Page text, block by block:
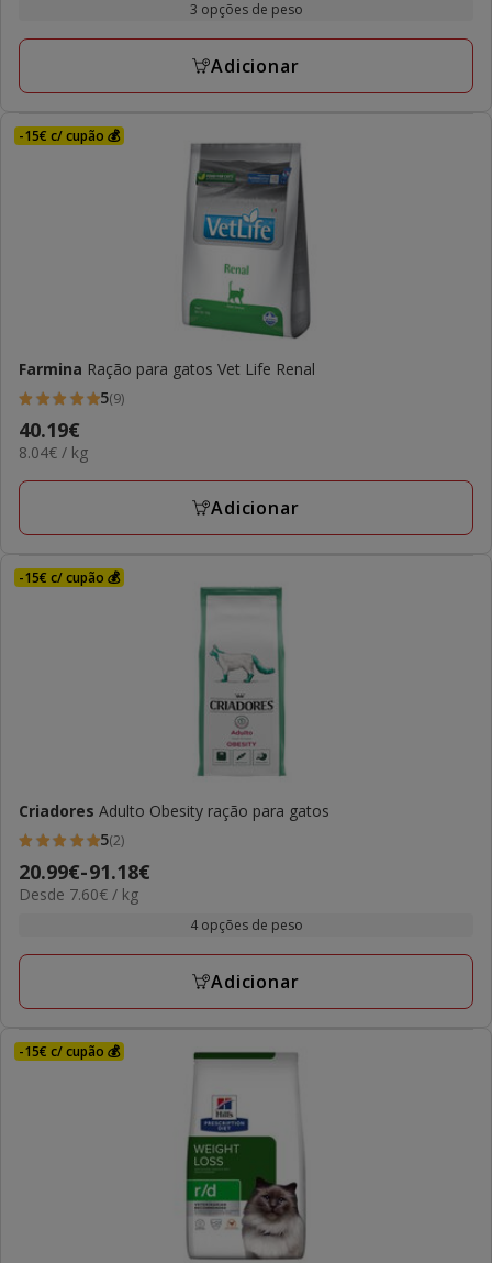
avaliações
a
3 opções de peso
Adicionar
-15€ c/ cupão 💰
Farmina Ração para gatos Vet Life Renal
5
estrelas
com
9
5(9)
Preço
40.19€
40.19€
8.04€
KG
8.04€ / kg
Adicionar
-15€ c/ cupão 💰
Criadores Adulto Obesity ração para gatos
5
estrelas
com
avaliações
5(2)
Preço
de
a
20.99€-91.18€
7.60€
Desde 7.60€ / kg
4 opções de peso
Adicionar
-15€ c/ cupão 💰